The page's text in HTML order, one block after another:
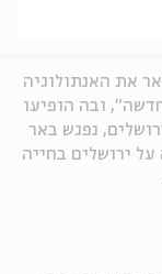
את האנתולוגיה
ובה הופיעו
נפגש באר
ירושלים בחייה